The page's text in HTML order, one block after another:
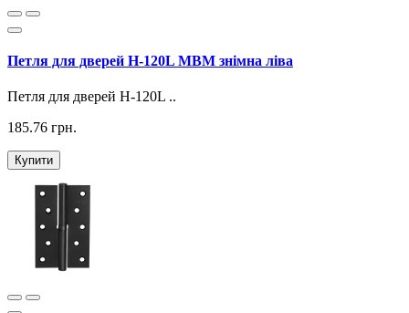
Петля для дверей H-120L МВМ знімна ліва
Петля для дверей H-120L ..
185.76 грн.
Купити